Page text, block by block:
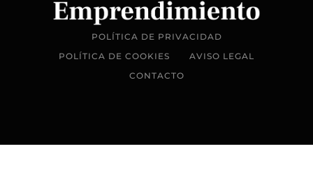
POLÍTICA DE PRIVACIDAD
POLÍTICA DE COOKIES
AVISO LEGAL
CONTACTO